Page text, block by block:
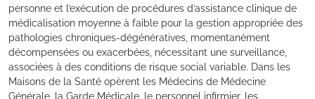
personne et l’exécution de procédures d’assistance clinique de
médicalisation moyenne à faible pour la gestion appropriée des
pathologies chroniques-dégénératives, momentanément
décompensées ou exacerbées, nécessitant une surveillance,
associées à des conditions de risque social variable. Dans les
Maisons de la Santé opèrent les Médecins de Médecine
Générale, la Garde Médicale, le personnel infirmier, les